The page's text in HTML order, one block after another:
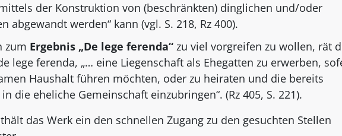
der Konstruktion von (beschränkten) dinglichen und/oder
abgewandt werden“ kann (vgl. S. 218, Rz 400).
zum Ergebnis „De lege ferenda“ zu viel vorgreifen zu wollen, rät
lege ferenda, „… eine Liegenschaft als Ehegatten zu erwerben,
Haushalt führen möchten, oder zu heiraten und die bereits
die eheliche Gemeinschaft einzubringen“. (Rz 405, S. 221).
das Werk ein den schnellen Zugang zu den gesuchten Stellen